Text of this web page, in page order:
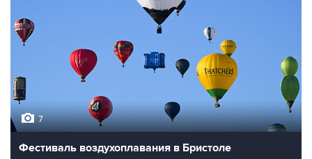
7
Фестиваль воздухоплавания в Бристоле